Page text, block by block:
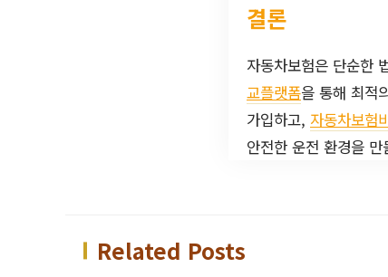
결론
자동차보험은 단순한
교플랫폼을 통해 최적
가입하고, 자동차보험
안전한 운전 환경을
Related Posts